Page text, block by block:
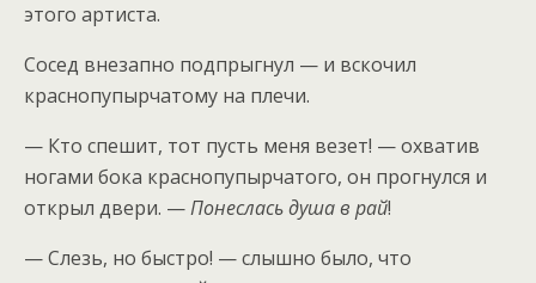
этого артиста.
Сосед внезапно подпрыгнул — и вскочил
краснопупырчатому на плечи.
— Кто спешит, тот пусть меня везет! — охватив
ногами бока краснопупырчатого, он прогнулся и
открыл двери. —Понеслась душа в рай!
— Слезь, но быстро! — слышно было, что